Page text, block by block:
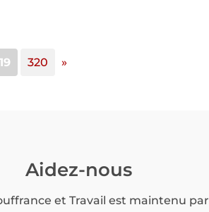
320 »
Aidez-nous
et Travail est maintenu par